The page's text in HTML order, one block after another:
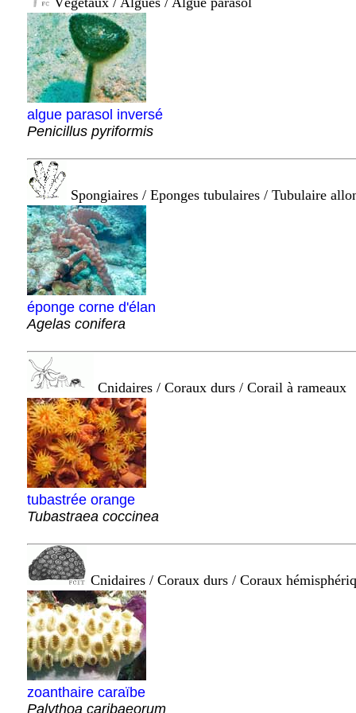
algue parasol inversé
Penicillus pyriformis
Spongiaires / Eponges tubulaires / Tubulaire
éponge corne d'élan
Agelas conifera
Cnidaires / Coraux durs / Corail à rameaux
tubastrée orange
Tubastraea coccinea
Cnidaires / Coraux durs / Coraux
zoanthaire caraïbe
Palythoa caribaeorum